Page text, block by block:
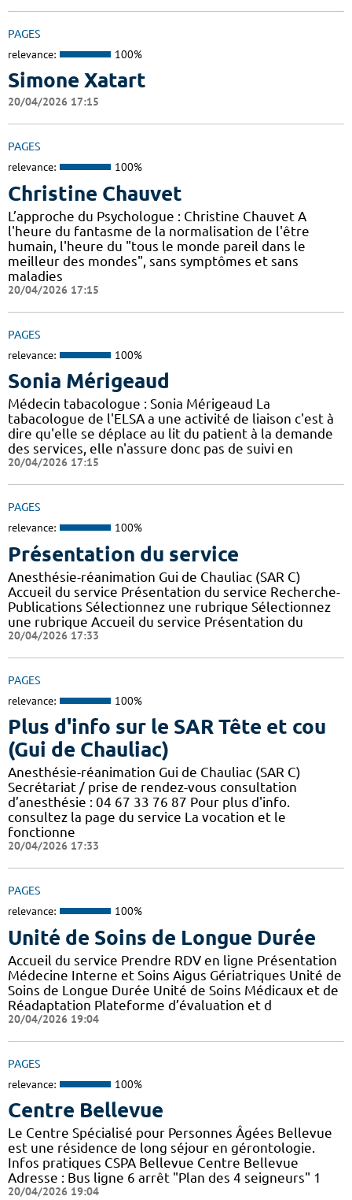
PAGES
relevance: 100%
Simone Xatart
20/04/2026 17:15
PAGES
relevance: 100%
Christine Chauvet
L’approche du Psychologue : Christine Chauvet A
l'heure du fantasme de la normalisation de l'être
humain, l'heure du "tous le monde pareil dans le
meilleur des mondes", sans symptômes et sans
maladies
20/04/2026 17:15
PAGES
relevance: 100%
Sonia Mérigeaud
Médecin tabacologue : Sonia Mérigeaud La
tabacologue de l'ELSA a une activité de liaison c'est à
dire qu'elle se déplace au lit du patient à la demande
des services, elle n'assure donc pas de suivi en
20/04/2026 17:15
PAGES
relevance: 100%
Présentation du service
Anesthésie-réanimation Gui de Chauliac (SAR C)
Accueil du service Présentation du service Recherche-
Publications Sélectionnez une rubrique Sélectionnez
une rubrique Accueil du service Présentation du
20/04/2026 17:33
PAGES
relevance: 100%
Plus d'info sur le SAR Tête et cou
(Gui de Chauliac)
Anesthésie-réanimation Gui de Chauliac (SAR C)
Secrétariat / prise de rendez-vous consultation
d’anesthésie : 04 67 33 76 87 Pour plus d'info.
consultez la page du service La vocation et le
fonctionne
20/04/2026 17:33
PAGES
relevance: 100%
Unité de Soins de Longue Durée
Accueil du service Prendre RDV en ligne Présentation
Médecine Interne et Soins Aigus Gériatriques Unité de
Soins de Longue Durée Unité de Soins Médicaux et de
Réadaptation Plateforme d’évaluation et d
20/04/2026 19:04
PAGES
relevance: 100%
Centre Bellevue
Le Centre Spécialisé pour Personnes Âgées Bellevue
est une résidence de long séjour en gérontologie.
Infos pratiques CSPA Bellevue Centre Bellevue
Adresse : Bus ligne 6 arrêt "Plan des 4 seigneurs" 1
20/04/2026 19:04